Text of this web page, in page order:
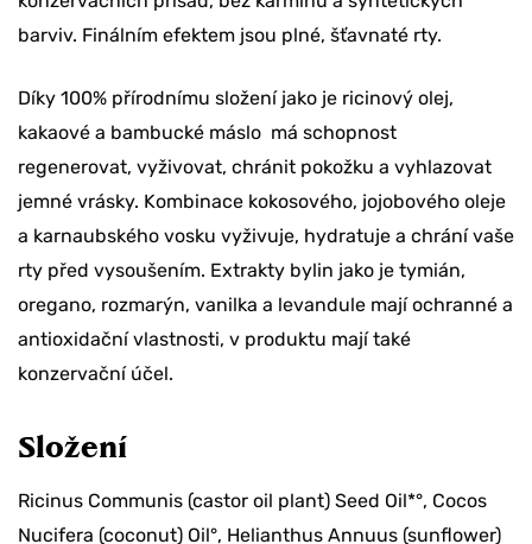
barviv. Finálním efektem jsou plné, šťavnaté rty.
Díky 100% přírodnímu složení jako je ricinový olej,
kakaové a bambucké máslo má schopnost
regenerovat, vyživovat, chránit pokožku a vyhlazovat
jemné vrásky. Kombinace kokosového, jojobového oleje
a karnaubského vosku vyživuje, hydratuje a chrání vaše
rty před vysoušením. Extrakty bylin jako je tymián,
oregano, rozmarýn, vanilka a levandule mají ochranné a
antioxidační vlastnosti, v produktu mají také
konzervační účel.
Složení
Ricinus Communis (castor oil plant) Seed Oil*°, Cocos
Nucifera (coconut) Oil°, Helianthus Annuus (sunflower)
Chcete slevu 10 %
na svoji objednávku?
ANO, BERU SLEVU
TEĎ NE